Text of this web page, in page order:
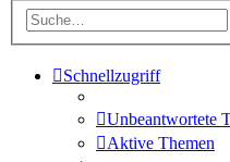
Schnellzugriff
Unbeantwortete
Aktive Themen